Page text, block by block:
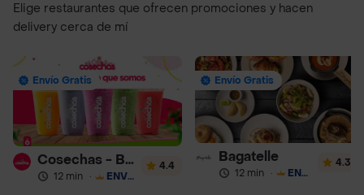
Elige restaurantes que ofrecen promociones y hacen
delivery cerca de mí
Envío Gratis
Cosechas - Batidos
12 min · ENVÍO GRATIS
4.4
Envío Gratis
Bagatelle
12 min · ENVÍO GRATIS
4.3